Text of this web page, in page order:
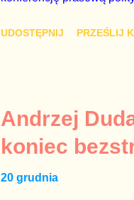
czynienia nie ze
na tym, że osoba z
spółce, która jest
gr...
UDOSTĘPNIJ PRZEŚLIJ
Andrzej
koniec
20 grudnia